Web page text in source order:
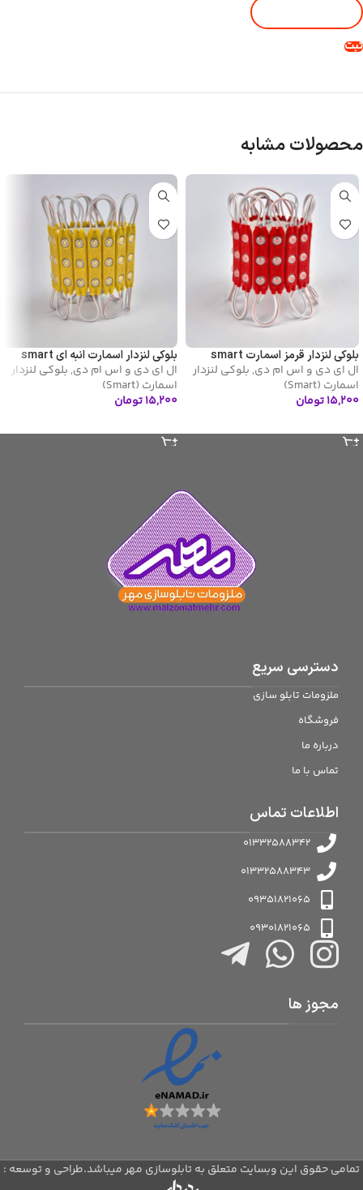
محصولات مشابه
بلوکی لنزدار قرمز اسمارت smart
ال ای دی و اس ام دی, بلوکی لنزدار
اسمارت (Smart)
۱۵,۲۰۰تومان
بلوکی لنزدار اسمارت انبه ای smart
ال ای دی و اس ام دی, بلوکی لنزدار
اسمارت (Smart)
۱۵,۲۰۰تومان
دسترسی سریع
ملزومات تابلو سازی
فروشگاه
درباره ما
تماس با ما
اطلاعات تماس
01332588342
01332588343
09351821065
09301821065
مجوز ها
تمامی حقوق این وبسایت متعلق به تابلوسازی مهر میباشد.طراحی و توسعه :